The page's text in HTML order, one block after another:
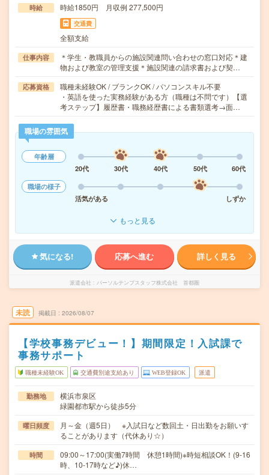
時給 時給1850円 月収例 277,500円
交通費
全額支給
仕事内容
＊学生・教職員からの施設関連問い合わせの窓口対応＊建
物および教室の管理支援＊施設関連の請求書および契…
応募資格
職種未経験OK / ブランクOK / パソコンスキル不要
・英語を使った実務経験がある方（職種は不問です）【選
考ステップ】履歴書・職務経歴書による書類選考→面…
職場の雰囲気
年齢層
20代
30代 40代 50代
60代
職場の様子
活気がある
しずか
もっと見る
気になる! 応募へ進む 詳しく見る
派遣会社 パーソルテンプスタッフ株式会社 首都圏
未読 掲載日 2026/08/07
【学校事務デビュー！】期間限定！入試課で
事務サポート
職種未経験OK 交通費別途支給あり WEB登録OK 派遣
勤務地
横浜市泉区
緑園都市駅から徒歩5分
曜日頻度
月～金（週5日） ※入試日など数回土・日出勤をお願いす
ることがあります（代休あり☆）
時間
09:00～17:00(実働7時間 休憩1時間)※時短相談OK！(9-16
時、10-17時など♪)休…